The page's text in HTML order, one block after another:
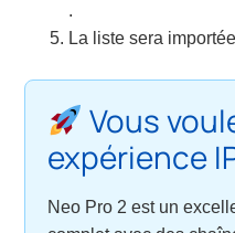
.
La liste sera
Vous
expérience
Neo Pro 2 est un